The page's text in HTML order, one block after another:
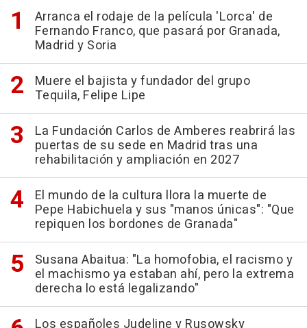
Arranca el rodaje de la película 'Lorca' de
Fernando Franco, que pasará por Granada,
Madrid y Soria
Muere el bajista y fundador del grupo
Tequila, Felipe Lipe
La Fundación Carlos de Amberes reabrirá las
puertas de su sede en Madrid tras una
rehabilitación y ampliación en 2027
El mundo de la cultura llora la muerte de
Pepe Habichuela y sus "manos únicas": "Que
repiquen los bordones de Granada"
Susana Abaitua: "La homofobia, el racismo y
el machismo ya estaban ahí, pero la extrema
derecha lo está legalizando"
Los españoles Judeline y Rusowsky